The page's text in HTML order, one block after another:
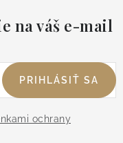
na váš e-mail
ochrany
PRIHLÁSIŤ SA